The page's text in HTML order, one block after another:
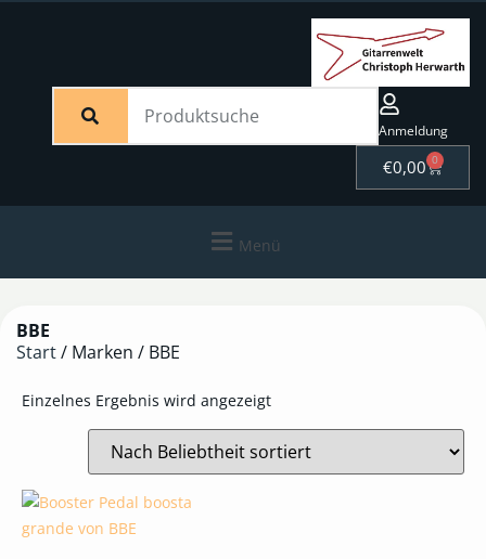
Anmeldung
€0,00 0
Menü
BBE
Start/ Marken / BBE
Einzelnes Ergebnis wird angezeigt